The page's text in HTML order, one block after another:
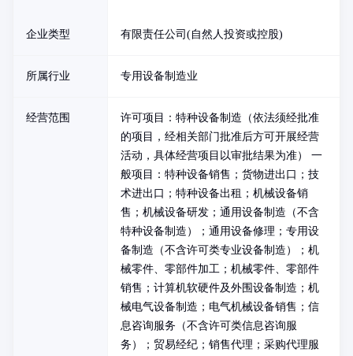
企业类型 有限责任公司(自然人投资或控股)
所属行业 专用设备制造业
经营范围
许可项目：特种设备制造（依法须经批准
的项目，经相关部门批准后方可开展经营
活动，具体经营项目以审批结果为准） 一
般项目：特种设备销售；货物进出口；技
术进出口；特种设备出租；机械设备销
售；机械设备研发；通用设备制造（不含
特种设备制造）；通用设备修理；专用设
备制造（不含许可类专业设备制造）；机
械零件、零部件加工；机械零件、零部件
销售；计算机软硬件及外围设备制造；机
械电气设备制造；电气机械设备销售；信
息咨询服务（不含许可类信息咨询服
务）；贸易经纪；销售代理；采购代理服